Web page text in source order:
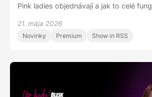
Pink ladies objednávají a jak to celé
regiony - co musí splňovat správná Pink
aktuálně nejzajímavější erotické hračky na
21. mája 2026
Novinky Premium Show in RSS